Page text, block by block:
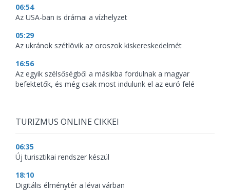
06:54
Az USA-ban is drámai a vízhelyzet
05:29
Az ukránok szétlövik az oroszok kiskereskedelmét
16:56
Az egyik szélsőségből a másikba fordulnak a magyar
befektetők, és még csak most indulunk el az euró felé
TURIZMUS ONLINE CIKKEI
06:35
Új turisztikai rendszer készül
18:10
Digitális élménytér a lévai várban